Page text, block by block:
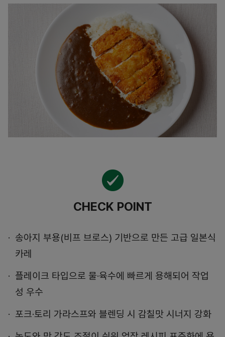
CHECK POINT
송아지 부용(비프 브로스) 기반으로 만든 고급 일본식
카레
플레이크 타입으로 물·육수에 빠르게 용해되어 작업
성 우수
포크·토리 가라스프와 블렌딩 시 감칠맛 시너지 강화